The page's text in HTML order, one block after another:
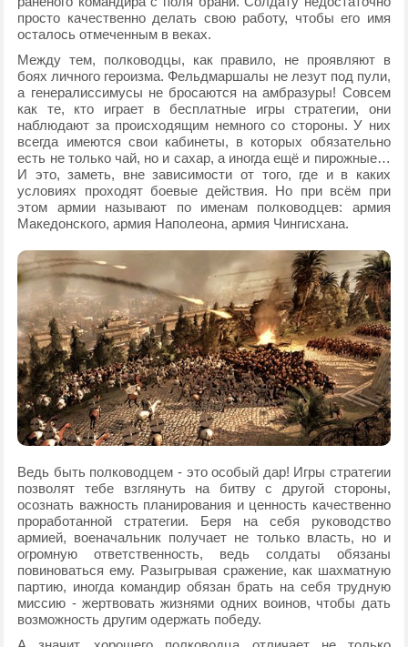
просто качественно делать свою работу, чтобы его имя
осталось отмеченным в веках.
Между тем, полководцы, как правило, не проявляют в
боях личного героизма. Фельдмаршалы не лезут под пули,
а генералиссимусы не бросаются на амбразуры! Совсем
как те, кто играет в бесплатные игры стратегии, они
наблюдают за происходящим немного со стороны. У них
всегда имеются свои кабинеты, в которых обязательно
есть не только чай, но и сахар, а иногда ещё и пирожные…
И это, заметь, вне зависимости от того, где и в каких
условиях проходят боевые действия. Но при всём при
этом армии называют по именам полководцев: армия
Македонского, армия Наполеона, армия Чингисхана.
Ведь быть полководцем - это особый дар! Игры стратегии
позволят тебе взглянуть на битву с другой стороны,
осознать важность планирования и ценность качественно
проработанной стратегии. Беря на себя руководство
армией, военачальник получает не только власть, но и
огромную ответственность, ведь солдаты обязаны
повиноваться ему. Разыгрывая сражение, как шахматную
партию, иногда командир обязан брать на себя трудную
миссию - жертвовать жизнями одних воинов, чтобы дать
возможность другим одержать победу.